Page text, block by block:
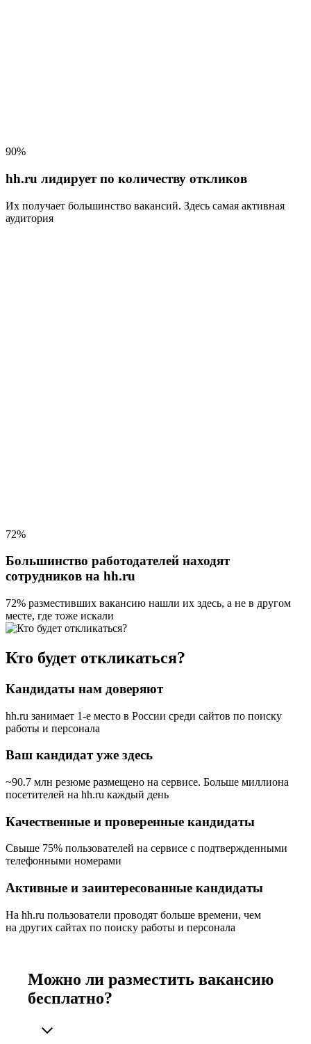
90%
hh.ru лидирует по количеству откликов
Их получает большинство вакансий. Здесь самая активная
аудитория
72%
Большинство работодателей находят
сотрудников на hh.ru
72% разместивших вакансию нашли их здесь, а не в другом
месте, где тоже искали
Кто будет откликаться?
Кандидаты нам доверяют
hh.ru занимает 1-е место в России среди сайтов по поиску
работы и персонала
Ваш кандидат уже здесь
~90.7 млн резюме размещено на сервисе. Больше миллиона
посетителей на hh.ru каждый день
Качественные и проверенные кандидаты
Свыше 75% пользователей на сервисе с подтвержденными
телефонными номерами
Активные и заинтересованные кандидаты
На hh.ru пользователи проводят больше времени, чем
на других сайтах по поиску работы и персонала
Можно ли разместить вакансию
бесплатно?